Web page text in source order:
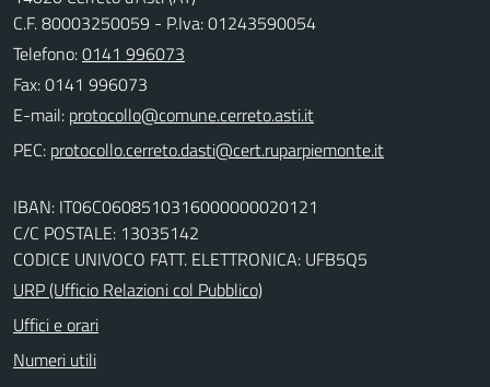
C.F. 80003250059 - P.Iva: 01243590054
Telefono:0141 996073
Fax: 0141 996073
E-mail:
PEC:
IBAN: IT06C0608510316000000020121
C/C POSTALE: 13035142
CODICE UNIVOCO FATT. ELETTRONICA: UFB5Q5
URP (Ufficio Relazioni col Pubblico)
Uffici e orari
Numeri utili